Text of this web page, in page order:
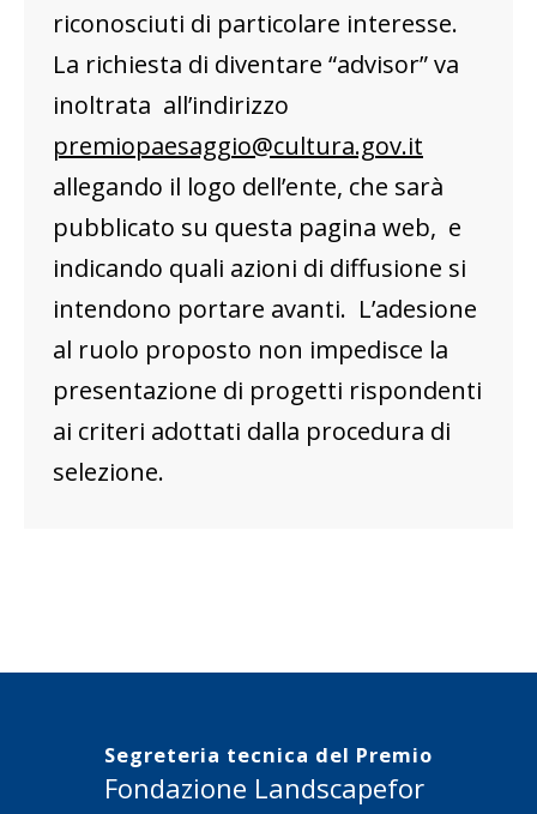
riconosciuti di particolare interesse.
La richiesta di diventare “advisor” va
inoltrata all’indirizzo
premiopaesaggio@cultura.gov.it
allegando il logo dell’ente, che sarà
pubblicato su questa pagina web, e
indicando quali azioni di diffusione si
intendono portare avanti. L’adesione
al ruolo proposto non impedisce la
presentazione di progetti rispondenti
ai criteri adottati dalla procedura di
selezione.
Segreteria tecnica del Premio
Fondazione Landscapefor